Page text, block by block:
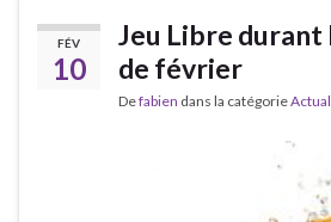
FÉV
10
Jeu Libre durant
de février
Defabien dans la catégorie